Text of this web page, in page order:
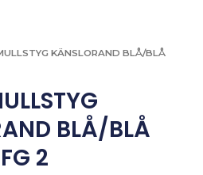
KÄNSLORAND BLÅ/BLÅ
BLÅ/BLÅ
FG 2